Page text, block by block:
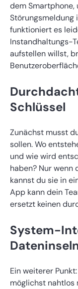
dem
Störungsmeldung
funktioniert es
Instandhaltungs-
aufstellen willst,
Schlüssel
Zunächst musst
sollen. Wo
und wie wird
haben? Nur wenn
kannst du sie in
App kann dein
ersetzt keinen
System-
Ein weiterer
möglichst nahtlos